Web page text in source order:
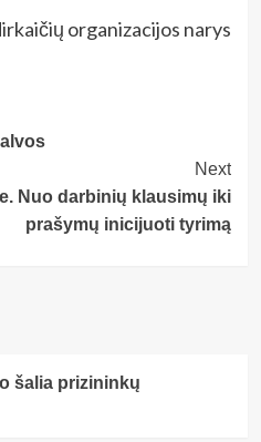
organizacijos narys
Next
Nuo darbinių klausimų iki
prašymų inicijuoti tyrimą
šalia prizininkų